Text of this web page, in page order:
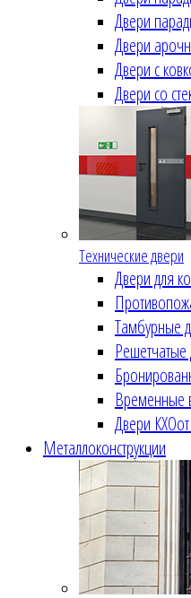
Двери
Двери
Двери с
Двери со
Технические двери
Двери для
Тамбурные
Решетчатые
Временные
Двери КХО
Металлоконструкции